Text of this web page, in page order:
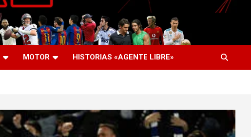
MOTOR HISTORIAS «AGENTE LIBRE»